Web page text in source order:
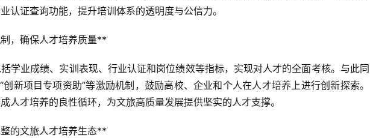
认证查询功能，提升培训体系的透明度与公信力。
，确保人才培养质量**
学业成绩、实训表现、行业认证和岗位绩效等指标，实现对人才的全面考核。与此同
创新项目专项资助”等激励机制，鼓励高校、企业和个人在人才培养上进行创新探索。
人才培养的良性循环，为文旅高质量发展提供坚实的人才支撑。
的文旅人才培养生态**